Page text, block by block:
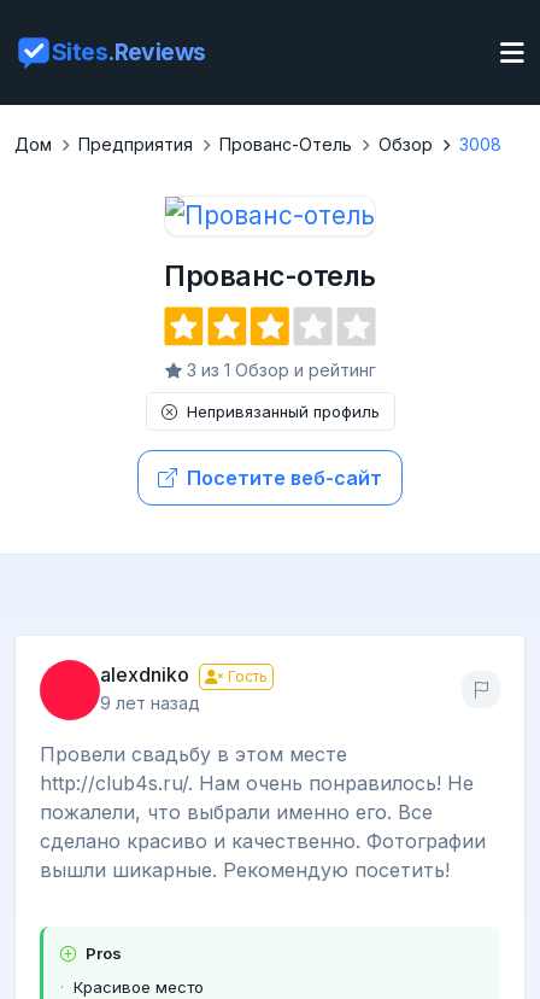
Sites.Reviews
Дом Предприятия Прованс-Отель Обзор 3008
Прованс-отель
3 из 1 Обзор и рейтинг
Непривязанный профиль
Посетите веб-сайт
alexdniko Гость
9 лет назад
Провели свадьбу в этом месте
http://club4s.ru/. Нам очень понравилось! Не
пожалели, что выбрали именно его. Все
сделано красиво и качественно. Фотографии
вышли шикарные. Рекомендую посетить!
Pros
Красивое место